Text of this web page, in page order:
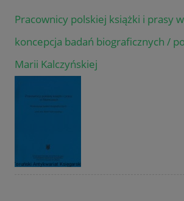
Pracownicy polskiej książki i prasy
koncepcja badań biograficznych /
Marii Kalczyńskiej